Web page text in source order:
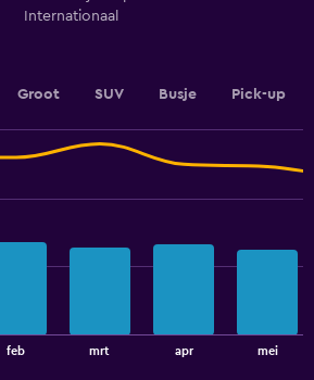
Internationaal
Groot SUV Busje Pick-up
feb mrt apr mei